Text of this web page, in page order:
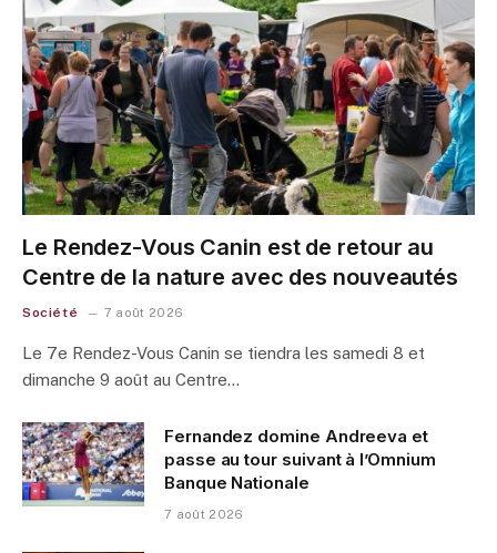
Le Rendez-Vous Canin est de retour au
Centre de la nature avec des nouveautés
Société 7 août 2026
Le 7e Rendez-Vous Canin se tiendra les samedi 8 et
dimanche 9 août au Centre…
Fernandez domine Andreeva et
passe au tour suivant à l’Omnium
Banque Nationale
7 août 2026